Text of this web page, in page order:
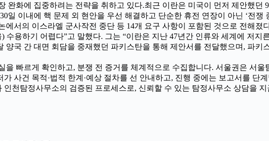
완화에 집중하려는 전략을 취하고 있다.최근 이란은 미국이 먼저 제안했던
일 이내에 핵 문제 외 현안을 우선 해결하고 단순한 휴전 연장이 아닌 ‘전
에서의 이스라엘 군사작전 중단 등 14개 요구 사항이 포함된 것으로 전해졌
수용하기 어렵다”고 말했다. 그는 “이란은 지난 47년간 인류와 세계에 저
양국 간 대면 회담을 중재했던 파키스탄을 통해 제안서를 전달했으며, 파
빠르게 확인하고, 분쟁 전 증거를 체계적으로 수집합니다. 서울권은 서울
사건 목적·법적 한계·예상 절차를 선 안내하고, 진행 중에는 보고서를 단
천탐정사무소의 검증된 프로세스로, 신뢰할 수 있는 탐정사무소 상담을